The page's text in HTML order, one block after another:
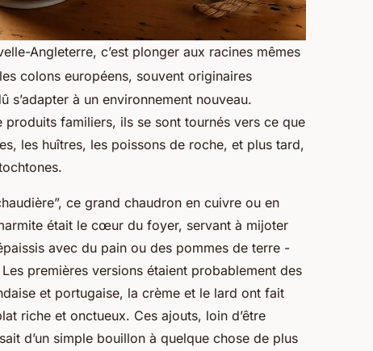
Angleterre, c’est plonger aux racines mêmes
colons européens, souvent originaires
s’adapter à un environnement nouveau.
familiers, ils se sont tournés vers ce que
les huîtres, les poissons de roche, et plus tard,
ce grand chaudron en cuivre ou en
était le cœur du foyer, servant à mijoter
avec du pain ou des pommes de terre -
premières versions étaient probablement des
et portugaise, la crème et le lard ont fait
riche et onctueux. Ces ajouts, loin d’être
d’un simple bouillon à quelque chose de plus